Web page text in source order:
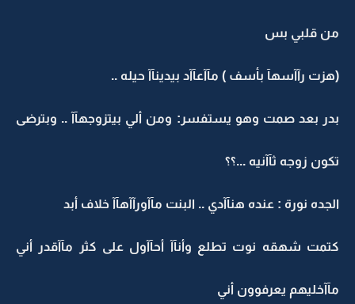
من قلبي بس
(هزت رآآسهآ بأسف ) مآآعآآد بيدينآآ حيله ..
بدر بعد صمت وهو يستفسر: ومن ألي بيتزوجهآآ .. وبترضى
تكون زوجه ثآآنيه ...؟؟
الجده نورة : عنده هنآآدي .. البنت مآآورآآهآآ خلاف أبد
كتمت شهقه نوت تطلع وأنآآ أحآآول على كثر مآآقدر أني
مآآخليهم يعرفوون أني